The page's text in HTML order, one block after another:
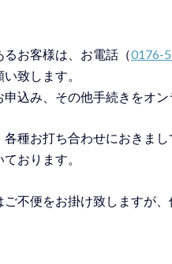
るお客様は、お電話（0176-
致します。
申込み、その他手続きをオ
各種お打ち合わせにおきま
おります。
ご不便をお掛け致しますが